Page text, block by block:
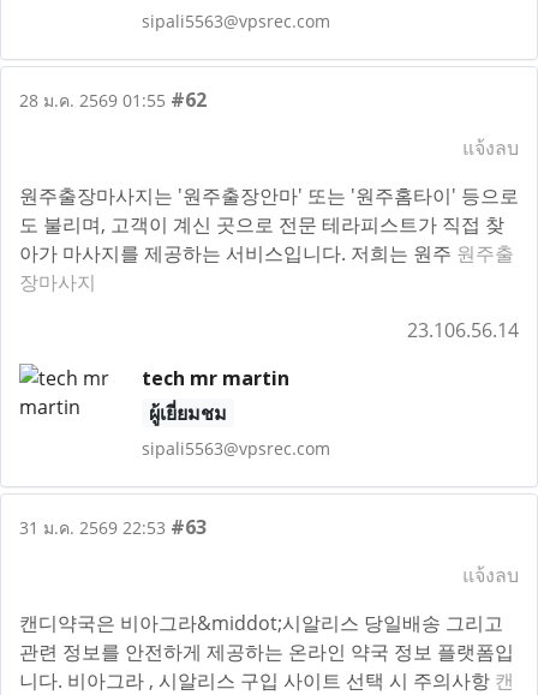
sipali5563@vpsrec.com
28 ม.ค. 2569 01:55 #62
แจ้งลบ
원주출장마사지는 '원주출장안마' 또는 '원주홈타이' 등으로
도 불리며, 고객이 계신 곳으로 전문 테라피스트가 직접 찾
아가 마사지를 제공하는 서비스입니다. 저희는 원주 원주출
장마사지
23.106.56.14
tech mr martin
ผู้เยี่ยมชม
sipali5563@vpsrec.com
31 ม.ค. 2569 22:53 #63
แจ้งลบ
캔디약국은 비아그라&middot;시알리스 당일배송 그리고
관련 정보를 안전하게 제공하는 온라인 약국 정보 플랫폼입
니다. 비아그라 , 시알리스 구입 사이트 선택 시 주의사항 캔